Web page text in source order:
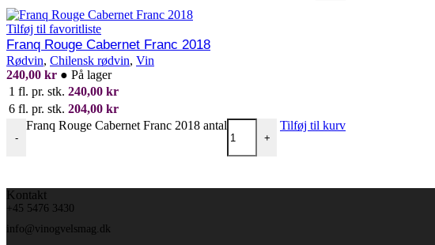
Tilføj til favoritliste
Franq Rouge Cabernet Franc 2018
Rødvin, Chilensk rødvin, Vin
240,00 kr ● På lager
1 fl. pr. stk. 240,00 kr
6 fl. pr. stk. 204,00 kr
-
Franq Rouge Cabernet Franc 2018 antal
+
Tilføj til kurv
Kontakt
+45 5476 3430
info@vinogvelsmag.dk